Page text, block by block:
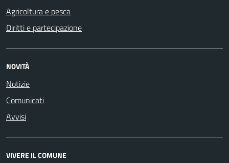
Agricoltura e pesca
Diritti e partecipazione
NOVITÀ
Notizie
Comunicati
Avvisi
VIVERE IL COMUNE